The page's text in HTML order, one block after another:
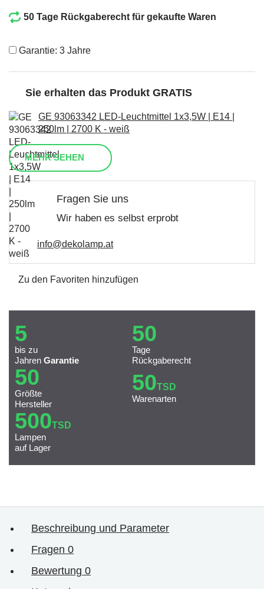
50 Tage Rückgaberecht für gekaufte Waren
Garantie: 3 Jahre
Sie erhalten das Produkt GRATIS
GE 93063342 LED-Leuchtmittel 1x3,5W | E14 |
250lm | 2700 K - weiß
MEHR SEHEN
Fragen Sie uns
Wir haben es selbst erprobt
info@dekolamp.at
Zu den Favoriten hinzufügen
5
bis zu
Jahren Garantie
50
Tage
Rückgaberecht
50
Größte
Hersteller
50TSD
Warenarten
500TSD
Lampen
auf Lager
Beschreibung und Parameter
Fragen 0
Bewertung 0